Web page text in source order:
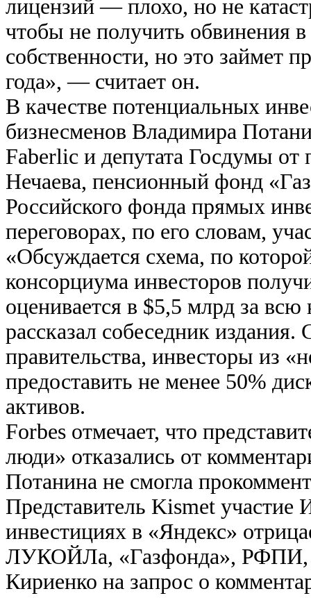
лицензий — плохо, но не
чтобы не получить обвинения
собственности, но это займет
года», — считает он.
В качестве потенциальных
бизнесменов Владимира
Faberlic и депутата Госдумы
Нечаева, пенсионный фонд
Российского фонда прямых
переговорах, по его словам,
«Обсуждается схема, по
консорциума инвесторов
оценивается в $5,5 млрд за
рассказал собеседник
правительства, инвесторы из
предоставить не менее 50%
активов.
Forbes отмечает, что
люди» отказались от
Потанина не смогла
Представитель Kismet участие
инвестициях в «Яндекс»
ЛУКОЙЛа, «Газфонда», РФПИ,
Кириенко на запрос о